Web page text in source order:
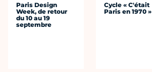
Paris Design
Week, de retour
du 10 au 19
septembre
Cycle « C'était
Paris en 1970 »